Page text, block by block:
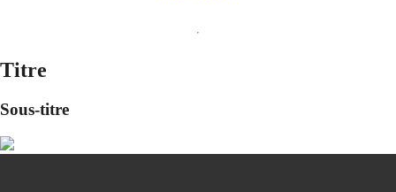
Titre
Sous-titre